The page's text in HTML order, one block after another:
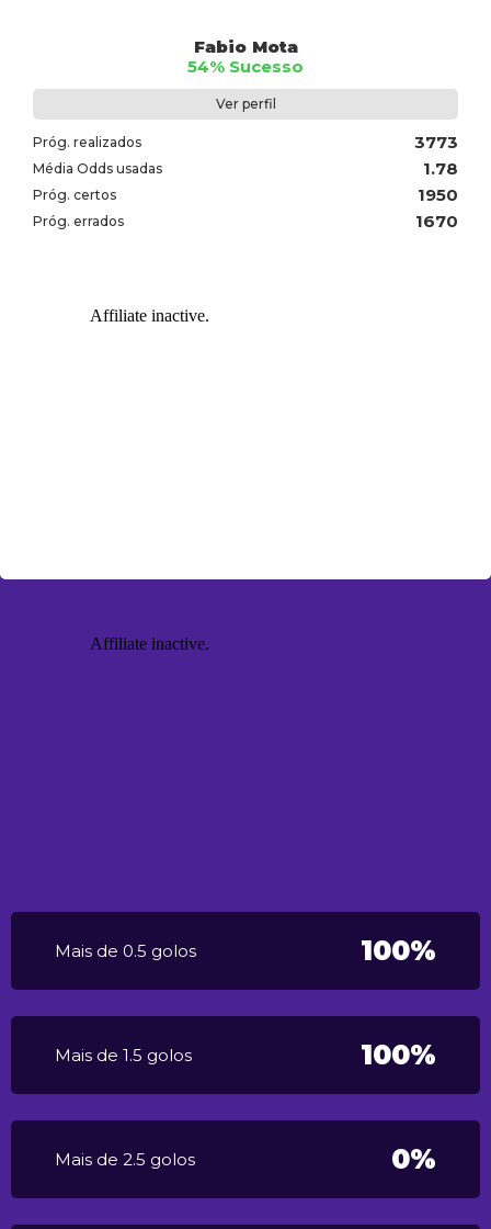
Fabio Mota
54% Sucesso
Ver perfil
Próg. realizados 3773
Média Odds usadas 1.78
Próg. certos 1950
Próg. errados 1670
Mais de 0.5 golos 100%
Mais de 1.5 golos 100%
Mais de 2.5 golos 0%